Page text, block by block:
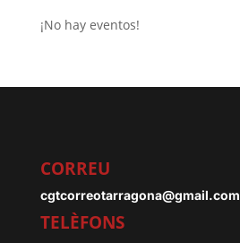
¡No hay eventos!
CORREU
cgtcorreotarragona@gmail.com
TELÈFONS